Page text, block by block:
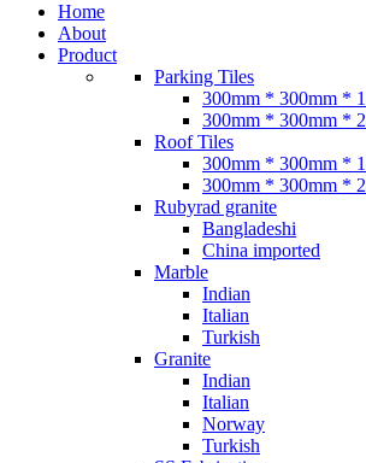
Home
About
Product
Parking Tiles
300mm * 300mm *
300mm * 300mm *
Roof Tiles
300mm * 300mm *
300mm * 300mm *
Rubyrad granite
Bangladeshi
China imported
Marble
Indian
Italian
Turkish
Granite
Indian
Italian
Norway
Turkish